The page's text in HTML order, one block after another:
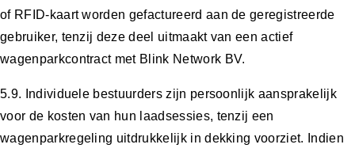
of RFID-kaart worden gefactureerd aan de geregistreerde
gebruiker, tenzij deze deel uitmaakt van een actief
wagenparkcontract met Blink Network BV.
5.9. Individuele bestuurders zijn persoonlijk aansprakelijk
voor de kosten van hun laadsessies, tenzij een
wagenparkregeling uitdrukkelijk in dekking voorziet. Indien